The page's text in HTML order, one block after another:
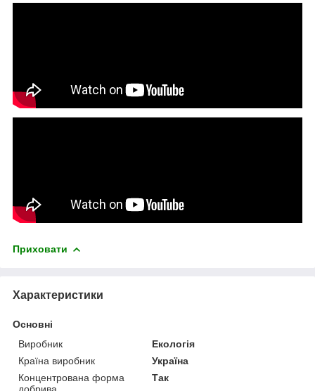
Приховати
Характеристики
Основні
Виробник
Екологія
Країна виробник
Україна
Концентрована форма
добрива
Так